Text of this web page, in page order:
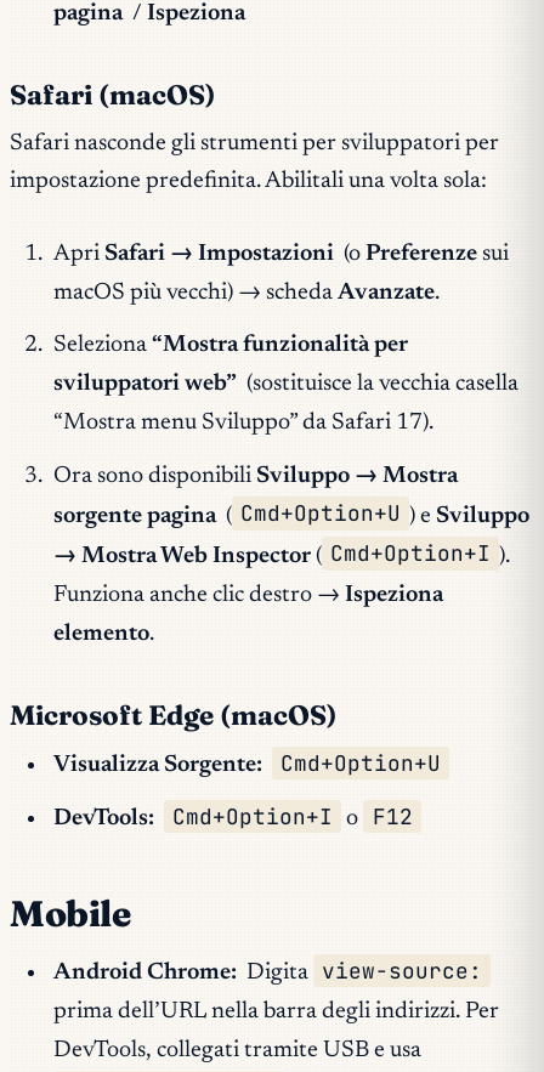
pagina /Ispeziona
Safari (macOS)
Safari nasconde gli strumenti per sviluppatori per
impostazione predefinita. Abilitali una volta sola:
Apri Safari → Impostazioni (oPreferenze sui
macOS più vecchi) → scheda Avanzate.
Seleziona “Mostra funzionalità per
sviluppatori web” (sostituisce la vecchia casella
“Mostra menu Sviluppo” da Safari 17).
Ora sono disponibili Sviluppo → Mostra
sorgente pagina ( Cmd+Option+U ) e Sviluppo
→ Mostra Web Inspector( Cmd+Option+I ).
Funziona anche clic destro → Ispeziona
elemento.
Microsoft Edge (macOS)
Visualizza Sorgente: Cmd+Option+U
DevTools: Cmd+Option+I o F12
Mobile
Android Chrome: Digita view-source:
prima dell’URL nella barra degli indirizzi. Per
DevTools, collegati tramite USB e usa